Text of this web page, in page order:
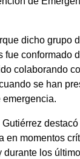
dicho grupo
fue conformado
colaborando
se han
Gutiérrez
en momentos
durante los